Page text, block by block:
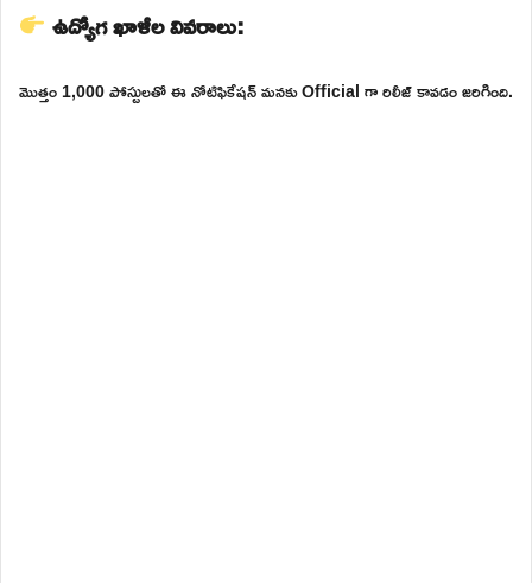
ఉద్యోగ ఖాళీల వివరాలు:
మొత్తం 1,000 పోస్టులతో ఈ నోటిఫికేషన్ మనకు Official గా రిలీజ్ కావడం జరిగింది.